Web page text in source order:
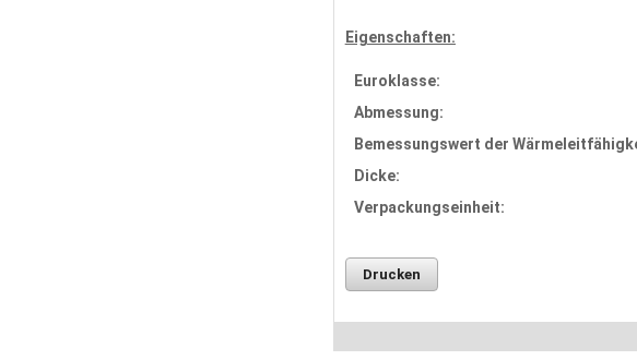
Eigenschaften:
Euroklasse:
Abmessung:
Bemessungswert der
Dicke:
Verpackungseinheit:
Drucken